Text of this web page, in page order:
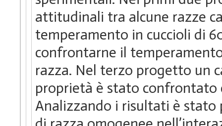
attitudinali tra alcune razze
temperamento in cuccioli di
confrontarne il
razza. Nel terzo progetto un
proprietà è stato
Analizzando i risultati è